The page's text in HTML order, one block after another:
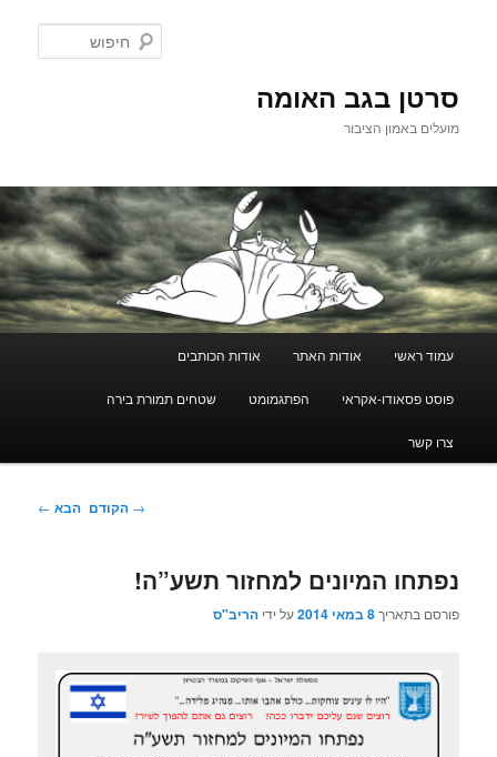
סרטן בגב האומה
מועלים באמון הציבור
עמוד ראשי אודות האתר אודות הכותבים
פוסט פסאודו-אקראי הפתגמומט שטחים תמורת בירה
צרו קשר
ניווט
→ הקודם הבא ←
נפתחו המיונים למחזור תשע”ה!
פורסם בתאריך8 במאי 2014 על ידיהריב"ס